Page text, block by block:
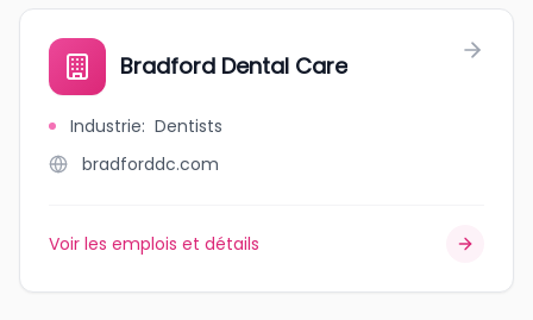
Bradford Dental Care
Industrie: Dentists
bradforddc.com
Voir les emplois et détails